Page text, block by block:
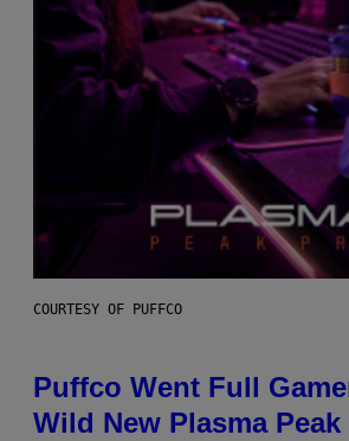
COURTESY OF PUFFCO
Puffco Went Full
Wild New Plasma Peak